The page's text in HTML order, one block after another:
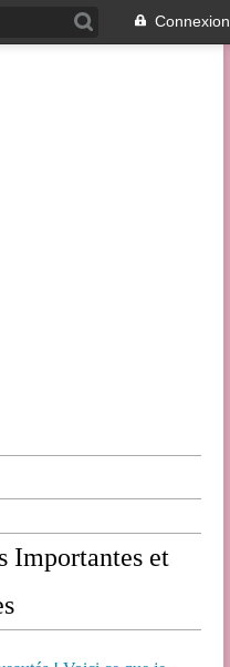
Connexion
Importantes et